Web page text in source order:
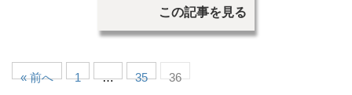
この記事を見る
« 前へ 1 … 35 36